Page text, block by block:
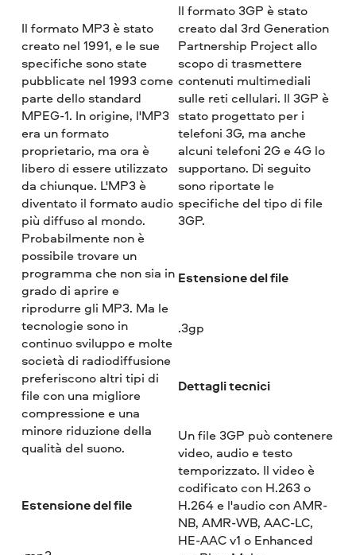
Il formato MP3 è stato
creato nel 1991, e le sue
specifiche sono state
pubblicate nel 1993 come
parte dello standard
MPEG-1. In origine, l'MP3
era un formato
proprietario, ma ora è
libero di essere utilizzato
da chiunque. L'MP3 è
diventato il formato audio
più diffuso al mondo.
Probabilmente non è
possibile trovare un
programma che non sia in
grado di aprire e
riprodurre gli MP3. Ma le
tecnologie sono in
continuo sviluppo e molte
società di radiodiffusione
preferiscono altri tipi di
file con una migliore
compressione e una
minore riduzione della
qualità del suono.
Estensione del file
Il formato 3GP è stato
creato dal 3rd Generation
Partnership Project allo
scopo di trasmettere
contenuti multimediali
sulle reti cellulari. Il 3GP è
stato progettato per i
telefoni 3G, ma anche
alcuni telefoni 2G e 4G lo
supportano. Di seguito
sono riportate le
specifiche del tipo di file
3GP.
Estensione del file
.3gp
Dettagli tecnici
Un file 3GP può contenere
video, audio e testo
temporizzato. Il video è
codificato con H.263 o
H.264 e l'audio con AMR-
NB, AMR-WB, AAC-LC,
HE-AAC v1 o Enhanced